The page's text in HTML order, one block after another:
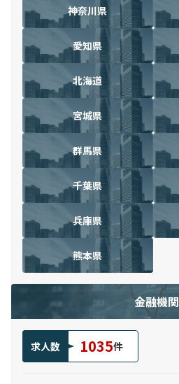
神奈川県
愛知県
北海道
宮城県
群馬県
千葉県
兵庫県
熊本県
金融機関
求人数 1035件